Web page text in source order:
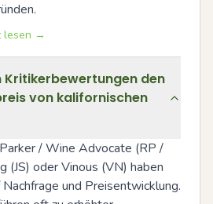
lesen →
Kritikerbewertungen den
von kalifornischen
/ Wine Advocate (RP /
(JS) oder Vinous (VN) haben
und Preisentwicklung.